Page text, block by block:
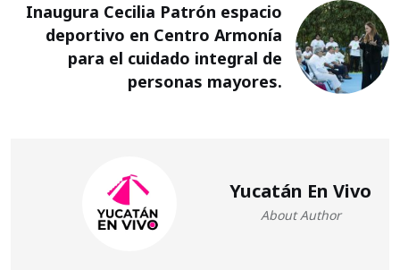
Inaugura Cecilia Patrón espacio
deportivo en Centro Armonía
para el cuidado integral de
personas mayores.
Yucatán En Vivo
About Author